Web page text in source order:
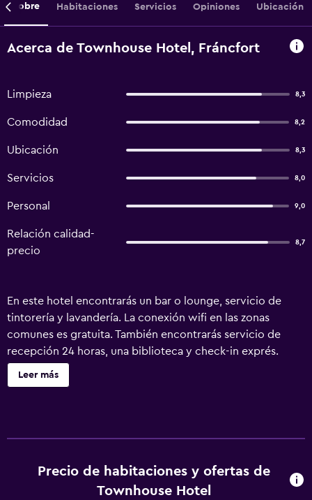
Sobre Habitaciones Servicios Opiniones Ubicación
Acerca de Townhouse Hotel, Fráncfort
Limpieza 8,3
Comodidad 8,2
Ubicación 8,3
Servicios 8,0
Personal 9,0
Relación calidad-
precio
8,7
En este hotel encontrarás un bar o lounge, servicio de
tintorería y lavandería. La conexión wifi en las zonas
comunes es gratuita. También encontrarás servicio de
recepción 24 horas, una biblioteca y check-in exprés.
Townhouse Hotel ofrece 30 alojamientos con aire
acondicionado, caja fuerte y secador de pelo. Se ofrece
servicios para las personas de negocios incluyen
escritorio y teléfono. Se ofrece servicio de limpieza todos
Leer más
Precio de habitaciones y ofertas de
Townhouse Hotel